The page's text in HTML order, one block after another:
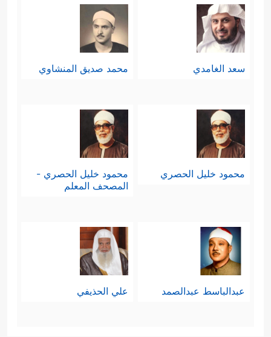
سعد الغامدي محمد صديق المنشاوي
محمود خليل الحصري
محمود خليل الحصري -
المصحف المعلم
عبدالباسط عبدالصمد علي الحذيفي